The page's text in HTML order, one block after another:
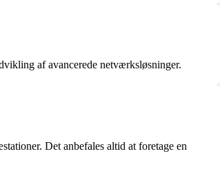
af avancerede netværksløsninger.
Det anbefales altid at foretage en